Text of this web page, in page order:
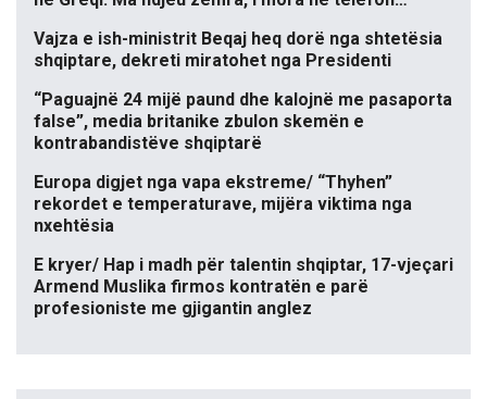
Vajza e ish-ministrit Beqaj heq dorë nga shtetësia
shqiptare, dekreti miratohet nga Presidenti
“Paguajnë 24 mijë paund dhe kalojnë me pasaporta
false”, media britanike zbulon skemën e
kontrabandistëve shqiptarë
Europa digjet nga vapa ekstreme/ “Thyhen”
rekordet e temperaturave, mijëra viktima nga
nxehtësia
E kryer/ Hap i madh për talentin shqiptar, 17-vjeçari
Armend Muslika firmos kontratën e parë
profesioniste me gjigantin anglez